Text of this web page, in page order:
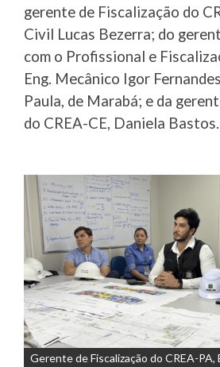
gerente de Fiscalização do
Civil Lucas Bezerra; do
com o Profissional e
Eng. Mecânico Igor
Paula, de Marabá; e da
do CREA-CE, Daniela Bastos.
Gerente de Fiscalização do CREA-PA,